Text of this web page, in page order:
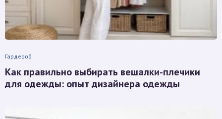
Гардероб
Как правильно выбирать вешалки-плечики
для одежды: опыт дизайнера одежды